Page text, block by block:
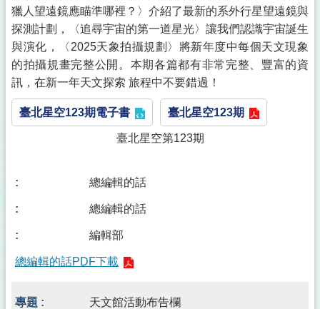
獵人望遠鏡應瞄準哪裡？〉介紹了最新的系外行星望遠鏡與
探測計劃，〈追尋宇宙的第一道星光〉讓我們認識宇宙誕生
與演化，〈2025天象拍攝規劃〉將新年度中每個天文現象
的拍攝規畫完整公開。本期各篇都有非常完整、豐富的資
訊，在新一年天文探索 旅程中不要錯過！
臺北星空123期電子書 臺北星空123期
臺北星空第123期
總編輯的話
總編輯的話
編輯部
總編輯的話PDF下載
天文館活動布告欄